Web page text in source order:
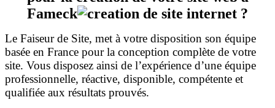
Fameck
?
Le Faiseur de Site, met à votre disposition son équipe
basée en France pour la conception complète de votre
site. Vous disposez ainsi de l’expérience d’une équipe
professionnelle, réactive, disponible, compétente et
qualifiée aux résultats prouvés.